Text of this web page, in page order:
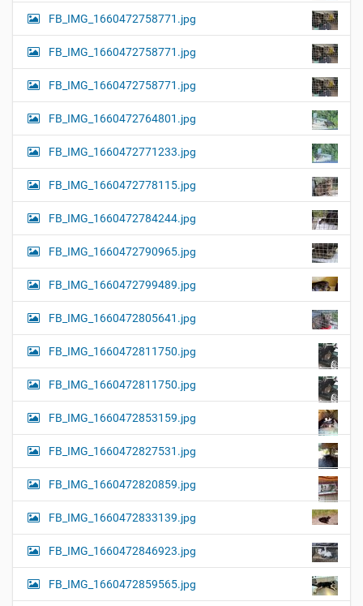
FB_IMG_1660472758771.jpg
FB_IMG_1660472758771.jpg
FB_IMG_1660472758771.jpg
FB_IMG_1660472764801.jpg
FB_IMG_1660472771233.jpg
FB_IMG_1660472778115.jpg
FB_IMG_1660472784244.jpg
FB_IMG_1660472790965.jpg
FB_IMG_1660472799489.jpg
FB_IMG_1660472805641.jpg
FB_IMG_1660472811750.jpg
FB_IMG_1660472811750.jpg
FB_IMG_1660472853159.jpg
FB_IMG_1660472827531.jpg
FB_IMG_1660472820859.jpg
FB_IMG_1660472833139.jpg
FB_IMG_1660472846923.jpg
FB_IMG_1660472859565.jpg